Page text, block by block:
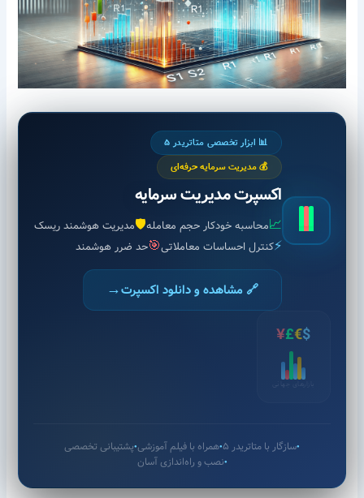
📊 ابزار تخصصی متاتریدر ۵
💰 مدیریت سرمایه حرفه‌ای
اکسپرت مدیریت سرمایه
📈محاسبه خودکار حجم معامله🛡️مدیریت هوشمند ریسک
⚡کنترل احساسات معاملاتی🎯حد ضرر هوشمند
🔗 مشاهده و دانلود اکسپرت→
$
€
£
¥
بازارهای جهانی
●سازگار با متاتریدر ۵ ●همراه با فیلم آموزشی●پشتیبانی تخصصی
●نصب و راه‌اندازی آسان